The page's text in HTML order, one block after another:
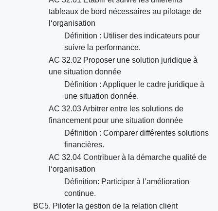
tableaux de bord nécessaires au pilotage de
l‘organisation
Définition : Utiliser des indicateurs pour
suivre la performance.
AC 32.02 Proposer une solution juridique à
une situation donnée
Définition : Appliquer le cadre juridique à
une situation donnée.
AC 32.03 Arbitrer entre les solutions de
financement pour une situation donnée
Définition : Comparer différentes solutions
financières.
AC 32.04 Contribuer à la démarche qualité de
l‘organisation
Définition: Participer à l’amélioration
continue.
BC5. Piloter la gestion de la relation client